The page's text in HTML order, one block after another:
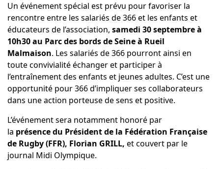
Un événement spécial est prévu pour favoriser la
rencontre entre les salariés de 366 et les enfants et
éducateurs de l’association, samedi 30 septembreà
10h30 au Parcdes bords de Seine à Rueil
Malmaison. Les salariés de 366 pourront ainsi en
toute convivialité échanger et participer à
l’entraînement des enfants et jeunes adultes. C’est une
opportunité pour 366 d’impliquer ses collaborateurs
dans une action porteuse de sens et positive.
L’événement sera notamment honoré par
la présencedu Président de la Fédération Française
de Rugby (FFR), Florian GRILL, et couvert par le
journal Midi Olympique.